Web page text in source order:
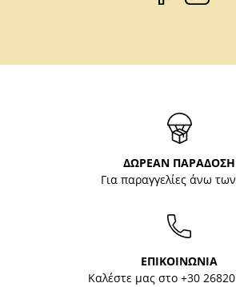
ΔΩΡΕΑΝ ΠΑΡΑΔΟΣΗ
Για παραγγελίες άνω
ΕΠΙΚΟΙΝΩΝΙΑ
Καλέστε μας στο +30